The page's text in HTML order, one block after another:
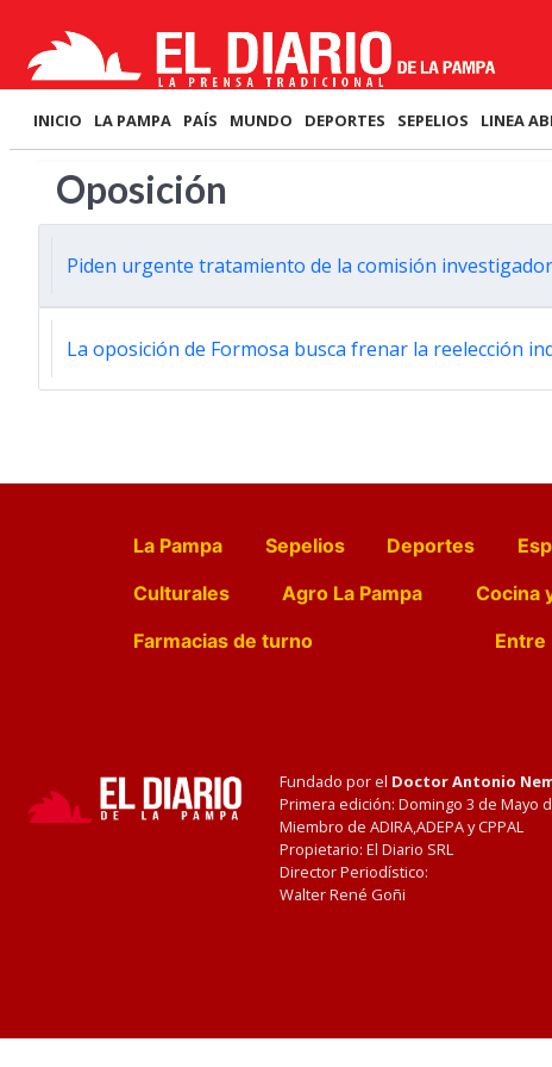
INICIO LA PAMPA PAÍS MUNDO DEPORTES SEPELIOS LINEA
Oposición
Piden urgente tratamiento de la comisión
La oposición de Formosa busca frenar la reelección
La Pampa Sepelios Deportes
Culturales
Agro La Pampa Cocina
Farmacias de turno
Entre
Fundado por el Doctor Antonio
Primera edición: Domingo 3 de Mayo
Miembro de ADIRA,ADEPA y CPPAL
Propietario: El Diario SRL
Director Periodístico:
Walter René Goñi